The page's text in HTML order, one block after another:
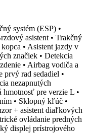
systém (ESP) •
asistent • Trakčný
• Asistent jazdy v
značiek • Detekcia
• Airbag vodiča a
prvý rad sedadiel •
nezapnutých
hmotnosť pre verzie L •
• Sklopný kľúč •
+ asistent diaľkových
ovládanie predných
displej prístrojového